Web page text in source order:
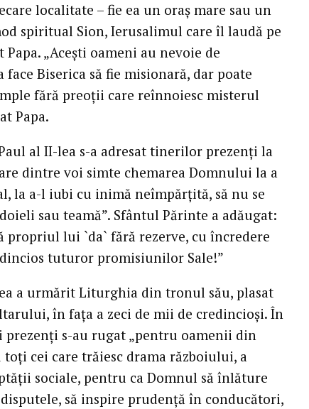
localitate – fie ea un oraş mare sau un
spiritual Sion, Ierusalimul care îl laudă pe
„Aceşti oameni au nevoie de
Biserica să fie misionară, dar poate
fără preoţii care reînnoiesc misterul
Papa.
al II-lea s-a adresat tinerilor prezenţi la
dintre voi simte chemarea Domnului la a
la a-l iubi cu inimă neîmpărţită, să nu se
sau teamă”. Sfântul Părinte a adăugat:
propriul lui `da` fără rezerve, cu încredere
tuturor promisiunilor Sale!”
a urmărit Liturghia din tronul său, plasat
în faţa a zeci de mii de credincioşi. În
s-au rugat „pentru oamenii din
cei care trăiesc drama războiului, a
sociale, pentru ca Domnul să înlăture
disputele, să inspire prudenţă în conducători,